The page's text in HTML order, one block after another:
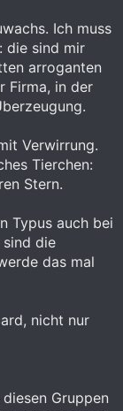
Ich muss
die sind mir
arroganten
Firma, in der
Verwirrung.
Tierchen:
Stern.
Typus auch bei
die
das mal
nicht nur
Gruppen